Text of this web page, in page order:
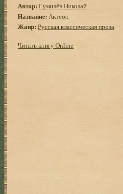
Автор: Гумилёв Николай
Название: Актеон
Жанр: Русская классическая проза
Читать книгу Online